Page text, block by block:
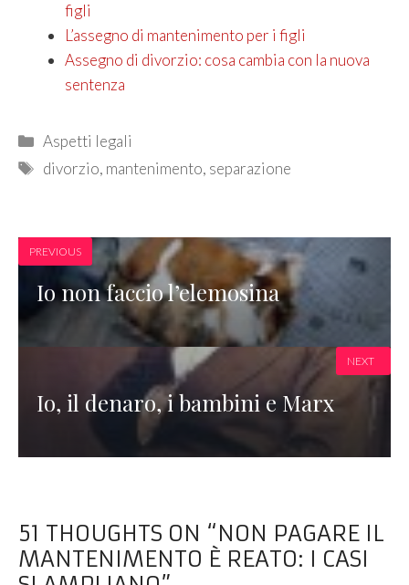
figli
L’assegno di mantenimento per i figli
Assegno di divorzio: cosa cambia con la nuova
sentenza
Categories
Aspetti legali
Tags
divorzio, mantenimento, separazione
PREVIOUS
Io non faccio l’elemosina
Io, il denaro, i bambini e Marx
NEXT
51 THOUGHTS ON “NON PAGARE IL
MANTENIMENTO È REATO: I CASI